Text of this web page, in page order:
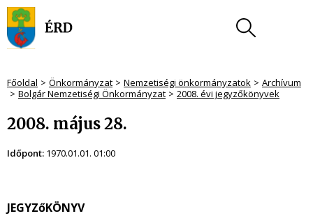
Főoldal Önkormányzat Nemzetiségi önkormányzatok
Archívum
Bolgár Nemzetiségi Önkormányzat
2008. évi jegyzőkönyvek
2008. május 28.
Időpont: 1970.01.01. 01:00
JEGYZőKÖNYV